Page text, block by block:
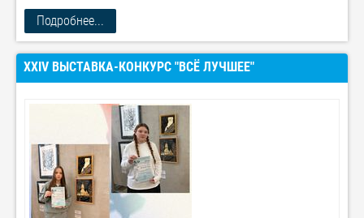
Подробнее...
XXIV ВЫСТАВКА-КОНКУРС "ВСЁ ЛУЧШЕЕ"